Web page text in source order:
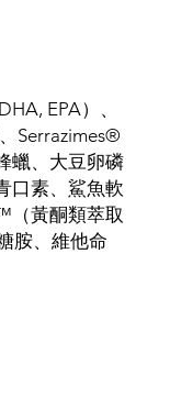
EPA）、
Serrazimes®
蠟、大豆卵磷
口素、鯊魚軟
（黃酮類萃取
胺、維他命